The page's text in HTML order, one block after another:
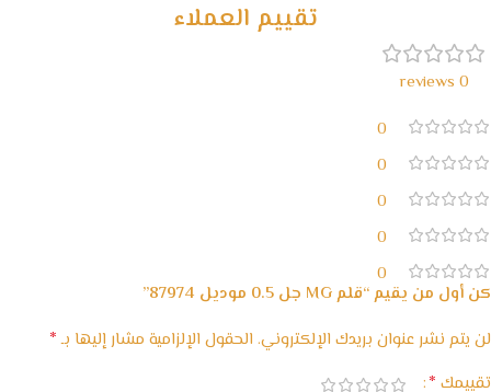
تقييم العملاء
0 reviews
0
0
0
0
0
كن أول من يقيم “قلم MG جل 0.5 موديل 87974”
لن يتم نشر عنوان بريدك الإلكتروني. الحقول الإلزامية مشار إليها بـ*
تقييمك *